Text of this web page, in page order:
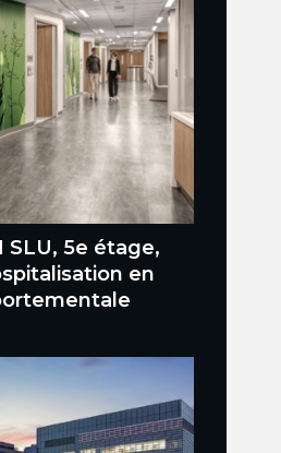
SLU, 5e étage,
en